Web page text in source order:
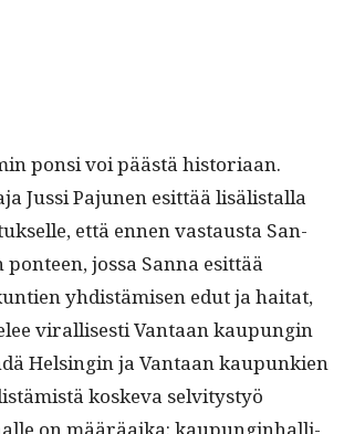
pon­si voi päästä his­to­ri­aan.
Jus­si Pajunen esit­tää lisälistal­la
että ennen vas­taus­ta San­
jos­sa San­na esit­tää
yhdis­tämisen edut ja hai­tat,
viral­lis­es­ti Van­taan kaupun­gin
Helsin­gin ja Van­taan kaupunkien
koske­va selvi­tystyö
on määräai­ka: kaupung­in­hal­li­